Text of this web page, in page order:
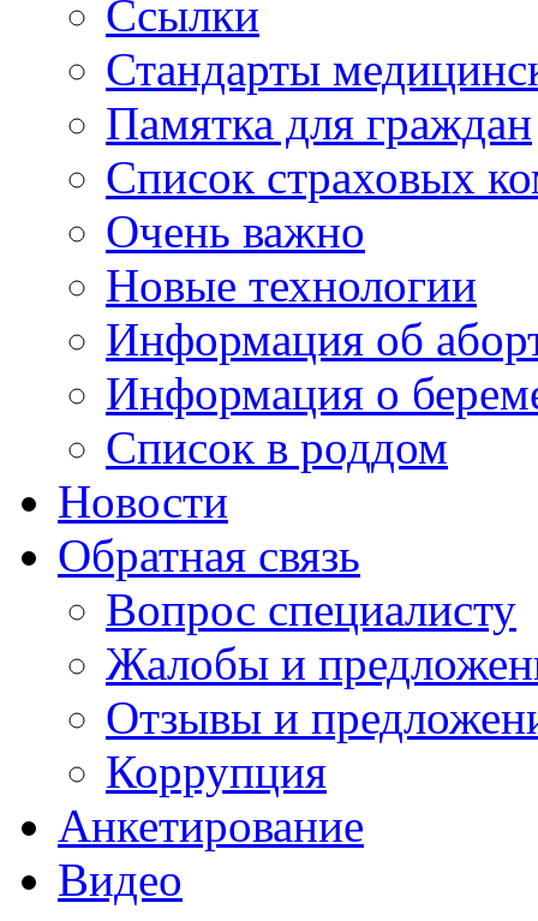
Ссылки
Стандарты
Памятка для граждан
Список страховых
Очень важно
Новые технологии
Информация об
Информация о
Список в роддом
Новости
Обратная связь
Вопрос специалисту
Жалобы и
Отзывы и
Коррупция
Анкетирование
Видео